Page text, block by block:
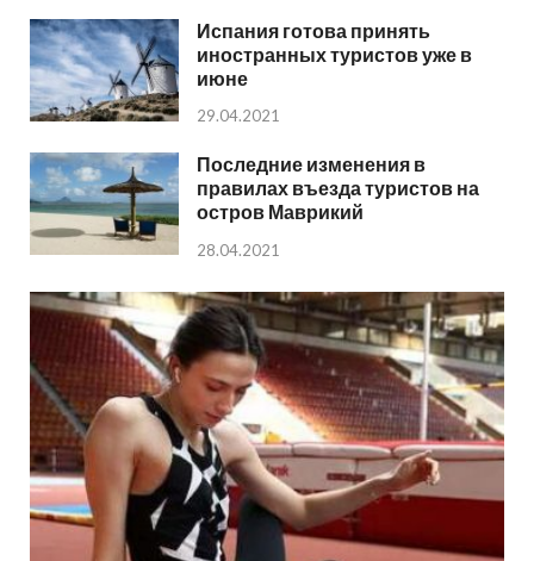
Испания готова принять
иностранных туристов уже в
июне
29.04.2021
Последние изменения в
правилах въезда туристов на
остров Маврикий
28.04.2021